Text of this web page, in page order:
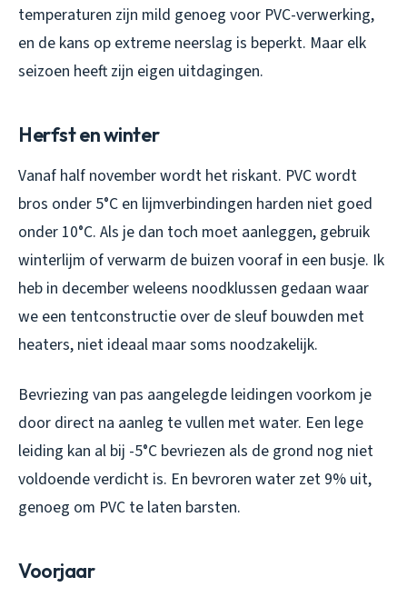
temperaturen zijn mild genoeg voor PVC-verwerking,
en de kans op extreme neerslag is beperkt. Maar elk
seizoen heeft zijn eigen uitdagingen.
Herfst en winter
Vanaf half november wordt het riskant. PVC wordt
bros onder 5°C en lijmverbindingen harden niet goed
onder 10°C. Als je dan toch moet aanleggen, gebruik
winterlijm of verwarm de buizen vooraf in een busje. Ik
heb in december weleens noodklussen gedaan waar
we een tentconstructie over de sleuf bouwden met
heaters, niet ideaal maar soms noodzakelijk.
Bevriezing van pas aangelegde leidingen voorkom je
door direct na aanleg te vullen met water. Een lege
leiding kan al bij -5°C bevriezen als de grond nog niet
voldoende verdicht is. En bevroren water zet 9% uit,
genoeg om PVC te laten barsten.
Voorjaar